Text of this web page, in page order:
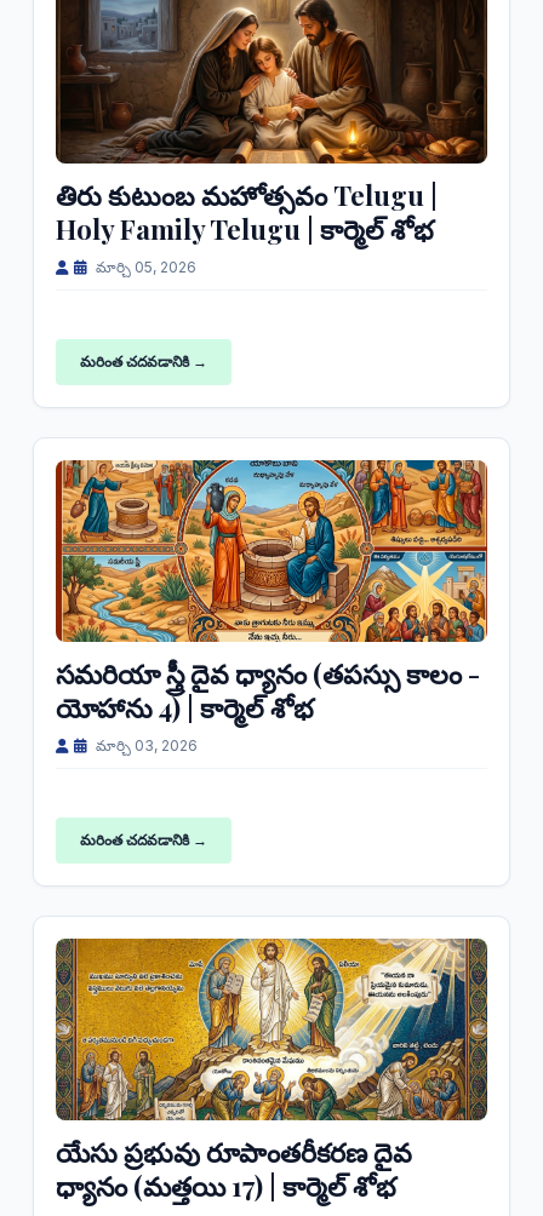
తిరు కుటుంబ మహోత్సవం Telugu |
Holy Family Telugu | కార్మెల్ శోభ
మార్చి 05, 2026
మరింత చదవడానికి →
సమరియా స్త్రీ దైవ ధ్యానం (తపస్సు కాలం -
యోహాను 4) | కార్మెల్ శోభ
మార్చి 03, 2026
మరింత చదవడానికి →
యేసు ప్రభువు రూపాంతరీకరణ దైవ
ధ్యానం (మత్తయి 17) | కార్మెల్ శోభ